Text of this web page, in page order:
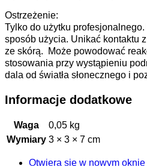
Ostrzeżenie:
Tylko do użytku
sposób użycia. Unikać kontaktu
ze skórą. Może powodować
stosowania przy wystąpieniu
dala od światła słonecznego i
Informacje dodatkowe
Waga
0,05 kg
Wymiary 3 × 3 × 7 cm
Otwiera się w nowym oknie